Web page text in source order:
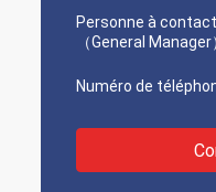
Personne à
（General Manager
Numéro de